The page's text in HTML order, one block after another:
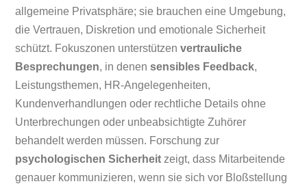
allgemeine Privatsphäre; sie brauchen eine Umgebung,
die Vertrauen, Diskretion und emotionale Sicherheit
schützt. Fokuszonen unterstützenvertrauliche
Besprechungen, in denensensibles Feedback,
Leistungsthemen, HR-Angelegenheiten,
Kundenverhandlungen oder rechtliche Details ohne
Unterbrechungen oder unbeabsichtigte Zuhörer
behandelt werden müssen. Forschung zur
psychologischen Sicherheit zeigt, dass Mitarbeitende
genauer kommunizieren, wenn sie sich vor Bloßstellung